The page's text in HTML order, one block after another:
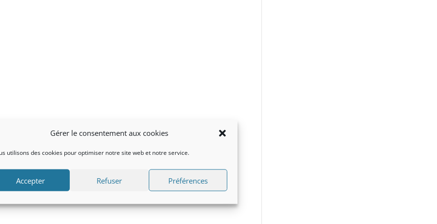
Gérer le consentement aux cookies
utilisons des cookies pour optimiser notre site web et notre service.
Accepter Refuser Préférences